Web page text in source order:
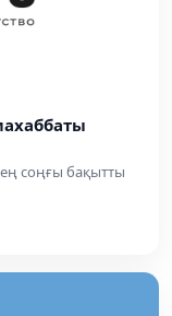
соңғы бақытты